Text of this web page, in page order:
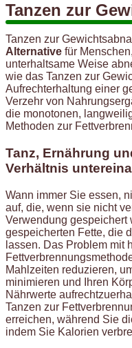
Tanzen zur
Tanzen zur
Alternative für
unterhaltsame Weise
wie das Tanzen zur
Aufrechterhaltung einer
Verzehr von
die monotonen,
Methoden zur
Tanz, Ernährung
Verhältnis
Wann immer Sie essen,
auf, die, wenn sie nicht
Verwendung gespeichert
gespeicherten Fette, die
lassen. Das Problem mit
Mahlzeiten reduzieren,
minimieren und Ihren
Nährwerte
Tanzen zur
erreichen, während Sie
indem Sie Kalorien